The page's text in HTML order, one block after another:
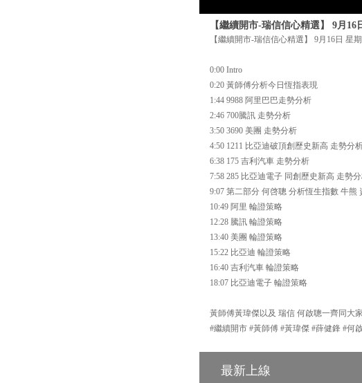
【繼續開市-瑞信信心精選】 9月
【繼續開市-瑞信信心精選】 9月16日 星
0:00 Intro
0:20 黃師傅分析今日恆指表現
1:44 9988 阿里巴巴走勢分析
2:46 700騰訊 走勢分析
3:50 3690 美團 走勢分析
4:50 1211 比亞迪破頂創歷史新高 走勢分
6:38 175 吉利汽車 走勢分析
7:58 285 比亞迪電子 同創歷史新高 走勢
9:07 第二部分 何啓聰 分析恆生指數 牛熊
10:49 阿里 輪證策略
12:28 騰訊 輪證策略
13:40 美團 輪證策略
15:22 比亞迪 輪證策略
16:40 吉利汽車 輪證策略
18:07 比亞迪電子 輪證策略
黃師傅黃瑋傑以及 瑞信 何啟聰一齊同大
#繼續開市 #黃師傅 #黃瑋傑 #薛健鋒 #何
最新上線